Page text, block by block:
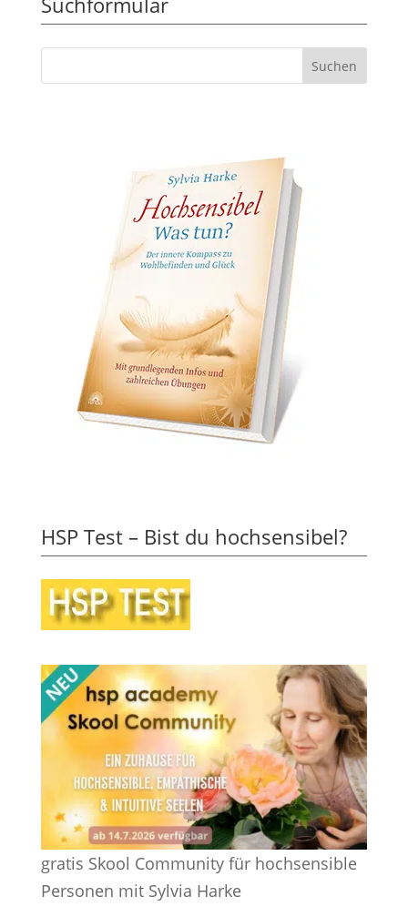
HSP Test – Bist du hochsensibel?
gratis Skool Community für hochsensible
Personen mit Sylvia Harke